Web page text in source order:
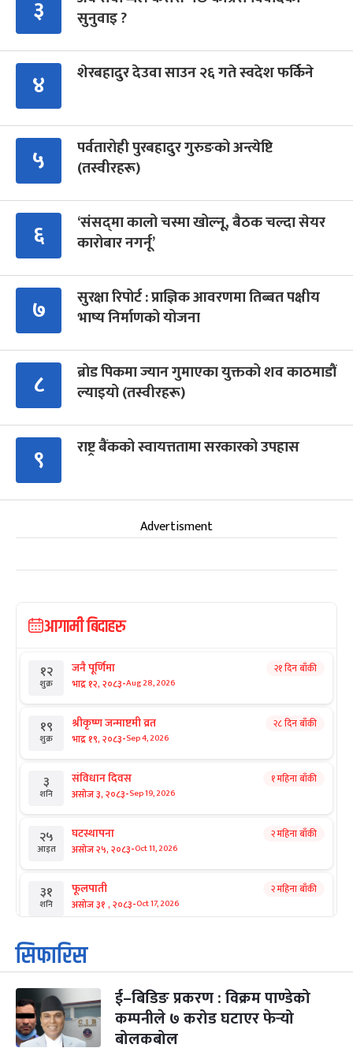
३
सुनुवाइ ?
४ शेरबहादुर देउवा साउन २६ गते स्वदेश फर्किने
५
पर्वतारोही पुरबहादुर गुरुङको अन्त्येष्टि
(तस्वीरहरू)
६
‘संसद्‍मा कालो चस्मा खोल्नू, बैठक चल्दा सेयर
कारोबार नगर्नू’
७
सुरक्षा रिपोर्ट : प्राज्ञिक आवरणमा तिब्बत पक्षीय
भाष्य निर्माणको योजना
८
ब्रोड पिकमा ज्यान गुमाएका युक्तको शव काठमाडौं
ल्याइयो (तस्वीरहरू)
९ राष्ट्र बैंकको स्वायत्ततामा सरकारको उपहास
Advertisment
आगामी बिदाहरु
१२
शुक्र
जनै पूर्णिमा
भाद्र १२, २०८३-Aug 28, 2026
२१ दिन बाँकी
१९
शुक्र
श्रीकृष्ण जन्माष्टमी व्रत
भाद्र १९, २०८३-Sep 4, 2026
२८ दिन बाँकी
३
शनि
संविधान दिवस
असोज ३, २०८३-Sep 19, 2026
१ महिना बाँकी
२५
आइत
घटस्थापना
असोज २५, २०८३-Oct 11, 2026
२ महिना बाँकी
३१
शनि
फूलपाती
असोज ३१ , २०८३-Oct 17, 2026
२ महिना बाँकी
१
आइत
कार्तिक सङ्क्रान्ति
कार्तिक १, २०८३
३
मंगल
महानवमी
कार्तिक ३, २०८३-Oct 20, 2026
२ महिना बाँकी
सिफारिस
ई–बिडिङ प्रकरण : विक्रम पाण्डेको
कम्पनीले ७ करोड घटाएर फेर्‍यो
बोलकबोल